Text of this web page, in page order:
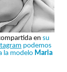
ensu
podemos
la modelo Maria